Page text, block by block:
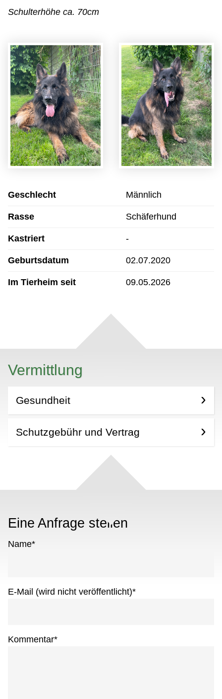
Schulterhöhe ca. 70cm
Geschlecht Männlich
Rasse Schäferhund
Kastriert -
Geburtsdatum 02.07.2020
Im Tierheim seit 09.05.2026
Vermittlung
Gesundheit
Schutzgebühr und Vertrag
Eine Anfrage stellen
Name*
E-Mail (wird nicht veröffentlicht)*
Kommentar*